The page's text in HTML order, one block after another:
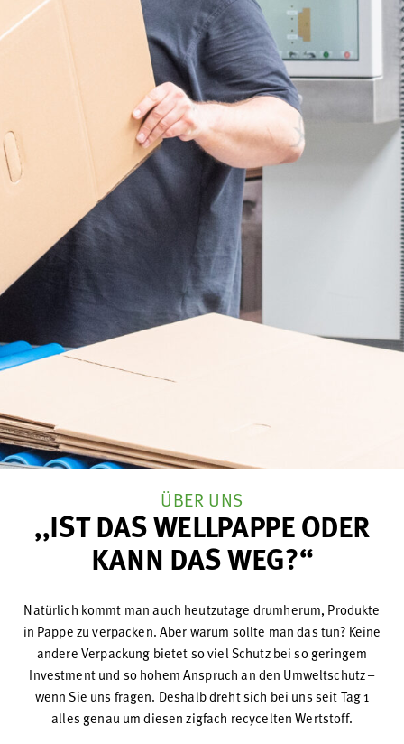
ÜBER UNS
,,IST DAS WELLPAPPE ODER
KANN DAS WEG?“
Natürlich kommt man auch heutzutage drumherum, Produkte
in Pappe zu verpacken. Aber warum sollte man das tun? Keine
andere Verpackung bietet so viel Schutz bei so geringem
Investment und so hohem Anspruch an den Umweltschutz –
wenn Sie uns fragen. Deshalb dreht sich bei uns seit Tag 1
alles genau um diesen zigfach recycelten Wertstoff.